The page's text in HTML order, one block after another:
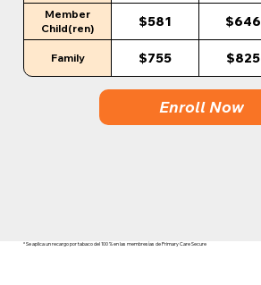
Member
Child(ren)
$581 $646
Family $755 $825
Enroll Now
* Se aplica un recargo por tabaco del 100 % en las membresías de Primary Care Secure